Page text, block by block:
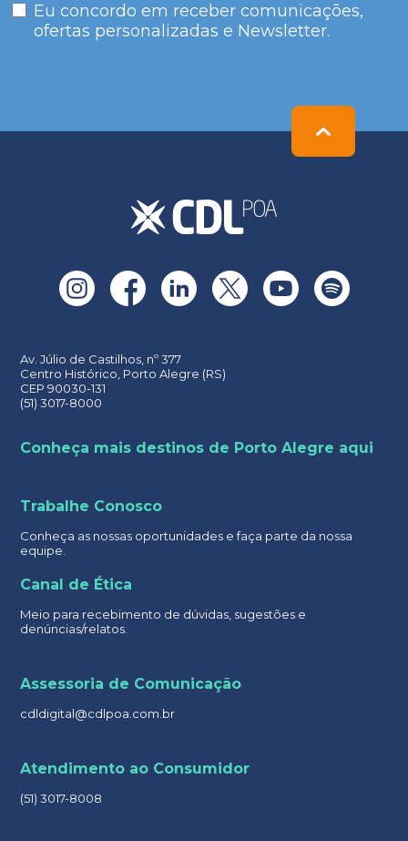
Eu concordo em receber comunicações,
ofertas personalizadas e Newsletter.
field
Av. Júlio de Castilhos, nº 377
Centro Histórico, Porto Alegre (RS)
CEP 90030-131
(51) 3017-8000
Conheça mais destinos de Porto Alegre aqui
Trabalhe Conosco
Conheça as nossas oportunidades e faça parte da nossa
equipe.
Canal de Ética
Meio para recebimento de dúvidas, sugestões e
denúncias/relatos.
Assessoria de Comunicação
cdldigital@cdlpoa.com.br
Atendimento ao Consumidor
(51) 3017-8008